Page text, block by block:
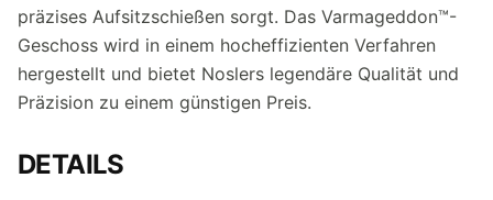
präzises Aufsitzschießen sorgt. Das Varmageddon™-
Geschoss wird in einem hocheffizienten Verfahren
hergestellt und bietet Noslers legendäre Qualität und
Präzision zu einem günstigen Preis.
DETAILS